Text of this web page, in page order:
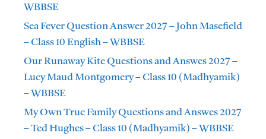
WBBSE
Sea Fever Question Answer 2027 – John Masefield
– Class 10 English – WBBSE
Our Runaway Kite Questions and Answes 2027 –
Lucy Maud Montgomery – Class 10 (Madhyamik)
– WBBSE
My Own True Family Questions and Answes 2027
– Ted Hughes – Class 10 (Madhyamik) – WBBSE